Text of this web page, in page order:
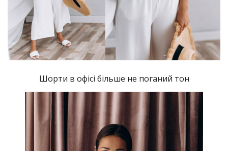
Шорти в офісі більше не поганий тон